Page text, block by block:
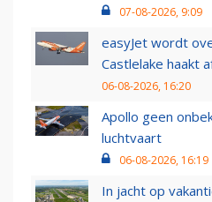
07-08-2026, 9:09
easyJet wordt
Castlelake haakt
06-08-2026, 16:20
Apollo geen
luchtvaart
06-08-2026, 16:19
In jacht op